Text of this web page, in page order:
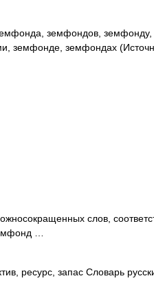
земфондов, земфонду,
земфондах
слов,
…
ресурс, запас Словарь